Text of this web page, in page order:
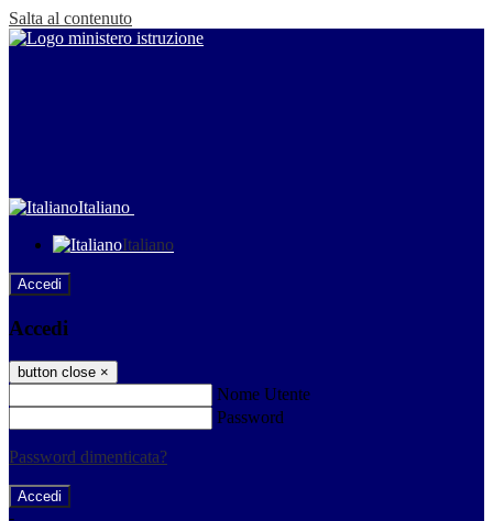
Salta al contenuto
Italiano
Italiano
Accedi
Accedi
button close ×
Nome Utente
Password
Password dimenticata?